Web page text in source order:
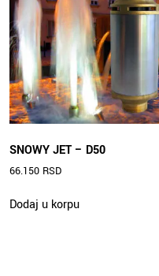
SNOWY JET – D50
66.150 RSD
Dodaj u korpu